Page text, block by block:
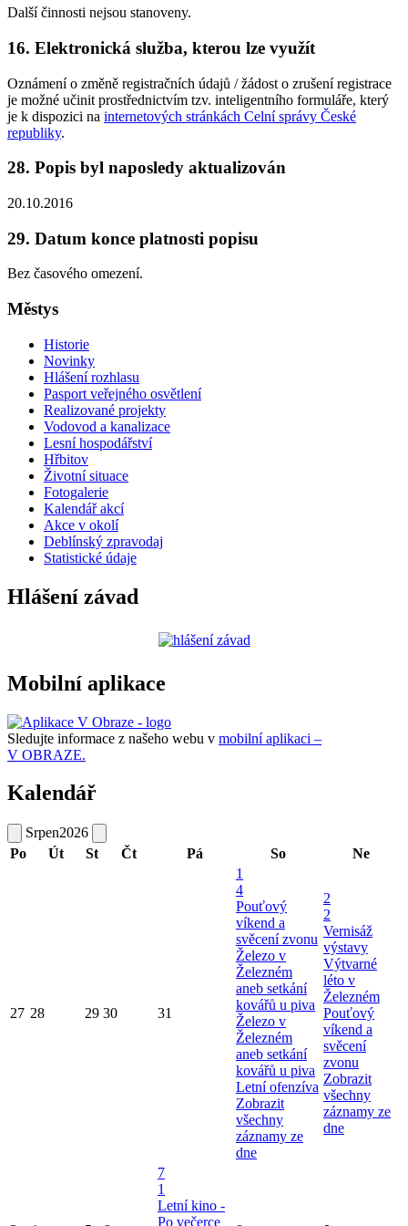
Další činnosti nejsou stanoveny.
16. Elektronická služba, kterou lze využít
Oznámení o změně registračních údajů / žádost o zrušení registrace
je možné učinit prostřednictvím tzv. inteligentního formuláře, který
je k dispozici na internetových stránkách Celní správy České
republiky.
28. Popis byl naposledy aktualizován
20.10.2016
29. Datum konce platnosti popisu
Bez časového omezení.
Městys
Historie
Novinky
Hlášení rozhlasu
Pasport veřejného osvětlení
Realizované projekty
Vodovod a kanalizace
Lesní hospodářství
Hřbitov
Životní situace
Fotogalerie
Kalendář akcí
Akce v okolí
Deblínský zpravodaj
Statistické údaje
Hlášení závad
Mobilní aplikace
Sledujte informace z našeho webu v mobilní aplikaci –
V OBRAZE.
Kalendář
Srpen2026
Po
Út St Čt Pá So Ne
27 28 29 30 31
1
4
Pouťový
víkend a
svěcení zvonu
Železo v
Železném
aneb setkání
kovářů u piva
Železo v
Železném
aneb setkání
kovářů u piva
Letní ofenzíva
Zobrazit
všechny
záznamy ze
dne
2
2
Vernisáž
výstavy
Výtvarné
léto v
Železném
Pouťový
víkend a
svěcení
zvonu
Zobrazit
všechny
záznamy ze
dne
7
1
Letní kino -
Po večerce